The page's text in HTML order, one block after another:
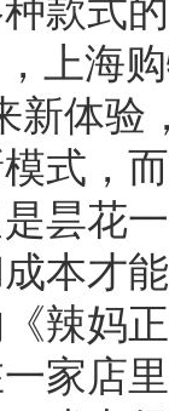
款式
上海
新体验
式，
昙花
本才
辣妈
家店